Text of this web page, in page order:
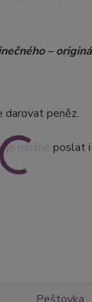
–
darovat peněz.
možné